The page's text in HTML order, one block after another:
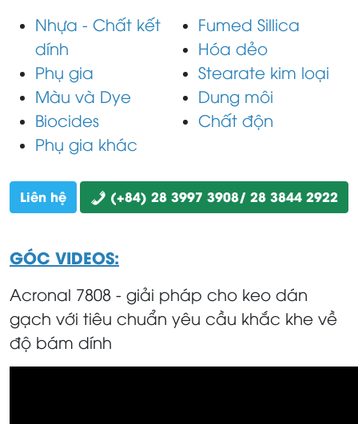
Nhựa - Chất kết
dính
Phụ gia
Màu và Dye
Biocides
Phụ gia khác
Fumed Sillica
Hóa dẻo
Stearate kim loại
Dung môi
Chất độn
Liên hệ (+84) 28 3997 3908/ 28 3844 2922
GÓC VIDEOS:
Acronal 7808 - giải pháp cho keo dán
gạch với tiêu chuẩn yêu cầu khắc khe về
độ bám dính